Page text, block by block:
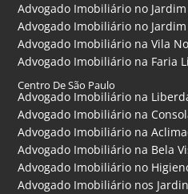
Advogado Imobiliário no
Advogado Imobiliário no
Advogado Imobiliário na Vila
Advogado Imobiliário na Faria
Centro De São Paulo
Advogado Imobiliário na
Advogado Imobiliário na
Advogado Imobiliário na
Advogado Imobiliário na Bela
Advogado Imobiliário no
Advogado Imobiliário nos